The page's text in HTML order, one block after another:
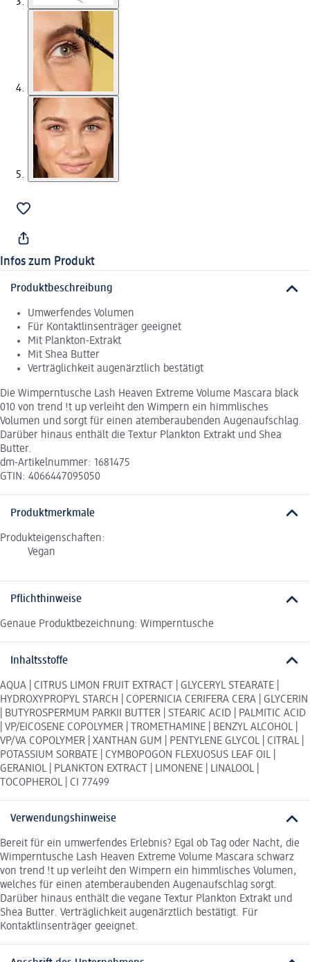
Infos zum Produkt
Produktbeschreibung
Umwerfendes Volumen
Für Kontaktlinsenträger geeignet
Mit Plankton-Extrakt
Mit Shea Butter
Verträglichkeit augenärztlich bestätigt
Die Wimperntusche Lash Heaven Extreme Volume Mascara black
010 von trend !t up verleiht den Wimpern ein himmlisches
Volumen und sorgt für einen atemberaubenden Augenaufschlag.
Darüber hinaus enthält die Textur Plankton Extrakt und Shea
Butter.
dm-Artikelnummer: 1681475
GTIN: 4066447095050
Produktmerkmale
Produkteigenschaften:
Vegan
Pflichthinweise
Genaue Produktbezeichnung: Wimperntusche
Inhaltsstoffe
AQUA | CITRUS LIMON FRUIT EXTRACT | GLYCERYL STEARATE |
HYDROXYPROPYL STARCH | COPERNICIA CERIFERA CERA | GLYCERIN
| BUTYROSPERMUM PARKII BUTTER | STEARIC ACID | PALMITIC ACID
| VP/EICOSENE COPOLYMER | TROMETHAMINE | BENZYL ALCOHOL |
VP/VA COPOLYMER | XANTHAN GUM | PENTYLENE GLYCOL | CITRAL |
POTASSIUM SORBATE | CYMBOPOGON FLEXUOSUS LEAF OIL |
GERANIOL | PLANKTON EXTRACT | LIMONENE | LINALOOL |
TOCOPHEROL | CI 77499
Verwendungshinweise
Bereit für ein umwerfendes Erlebnis? Egal ob Tag oder Nacht, die
Wimperntusche Lash Heaven Extreme Volume Mascara schwarz
von trend !t up verleiht den Wimpern ein himmlisches Volumen,
welches für einen atemberaubenden Augenaufschlag sorgt.
Darüber hinaus enthält die vegane Textur Plankton Extrakt und
Shea Butter. Verträglichkeit augenärztlich bestätigt. Für
Kontaktlinsenträger geeignet.